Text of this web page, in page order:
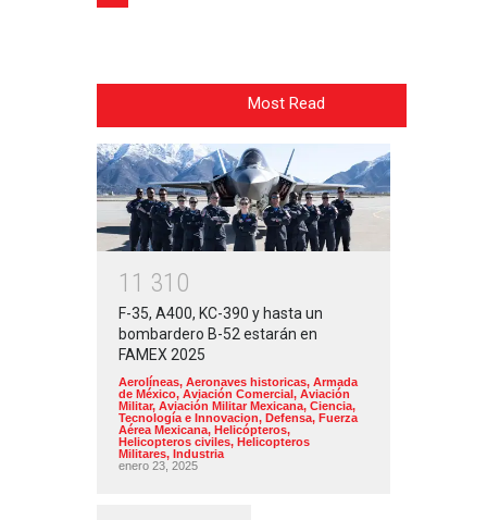
Most Read
1 1 31 0
F-35, A400, KC-390 y hasta un
bombardero B-52 estarán en
FAMEX 2025
Aerolíneas, Aeronaves historicas, Armada
de México, Aviación Comercial, Aviación
Militar, Aviación Militar Mexicana, Ciencia,
Tecnología e Innovacion, Defensa, Fuerza
Aérea Mexicana, Helicópteros,
Helicopteros civiles, Helicopteros
Militares, Industria
enero 23, 2025